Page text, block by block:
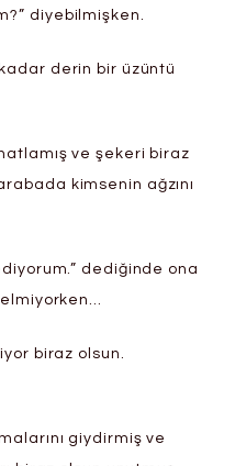
diyebilmişken.
derin bir üzüntü
ve şekeri biraz
kimsenin ağzını
dediğinde ona
biraz olsun.
giydirmiş ve